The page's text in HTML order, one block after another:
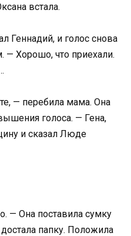
встала.
Геннадий, и голос снова
— Хорошо, что приехали.
— перебила мама. Она
голоса. — Гена,
и сказал Люде
— Она поставила сумку
достала папку. Положила